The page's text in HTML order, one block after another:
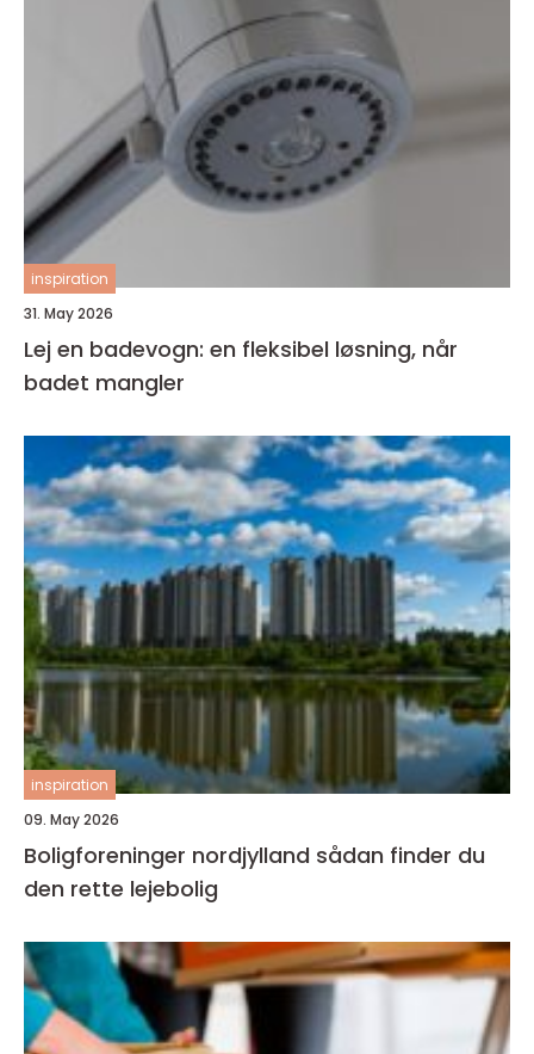
inspiration
31. May 2026
Lej en badevogn: en fleksibel løsning, når
badet mangler
inspiration
09. May 2026
Boligforeninger nordjylland sådan finder du
den rette lejebolig